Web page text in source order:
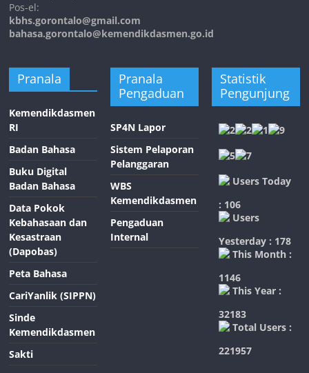
Pos-el:
kbhs.gorontalo@gmail.com
bahasa.gorontalo@kemendikdasmen.go.id
Pranala
Kemendikdasmen
RI
Badan Bahasa
Buku Digital
Badan Bahasa
Data Pokok
Kebahasaan dan
Kesastraan
(Dapobas)
Peta Bahasa
CariYanlik (SIPPN)
Sinde
Kemendikdasmen
Sakti
Pranala
Pengaduan
SP4N Lapor
Sistem Pelaporan
Pelanggaran
WBS
Kemendikdasmen
Pengaduan
Internal
Statistik
Pengunjung
Users Today
: 106
Users
Yesterday : 178
This Month :
1146
This Year :
32183
Total Users :
221957